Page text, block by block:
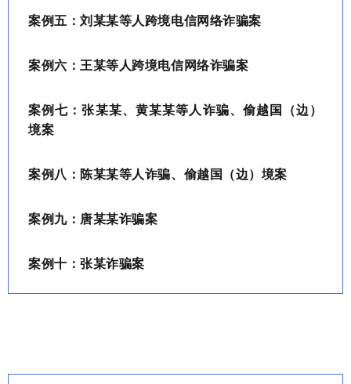
案例五：刘某某等人跨境电信网络诈骗案
案例六：王某等人跨境电信网络诈骗案
案例七：张某某、黄某某等人诈骗、偷越国（边）
境案
案例八：陈某某等人诈骗、偷越国（边）境案
案例九：唐某某诈骗案
案例十：张某诈骗案